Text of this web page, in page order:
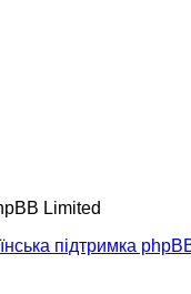
Limited
підтримка